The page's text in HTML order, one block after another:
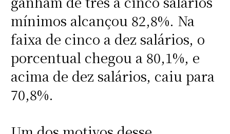
mínimos alcançou 82,8%. Na
faixa de cinco a dez salários, o
porcentual chegou a 80,1%, e
acima de dez salários, caiu para
70,8%.